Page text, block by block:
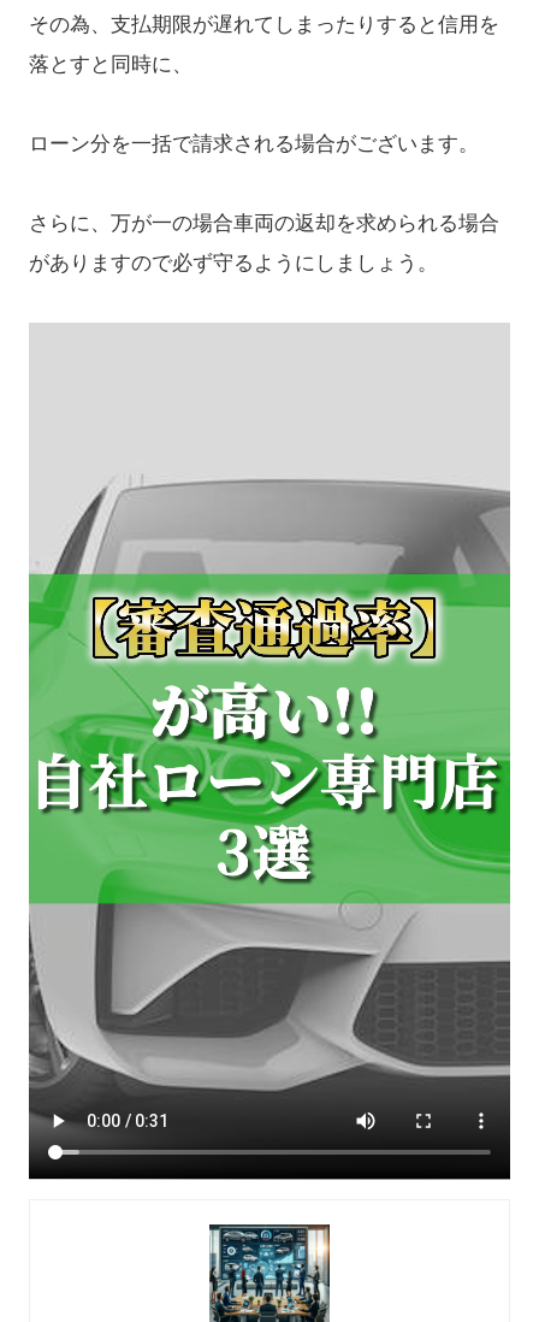
その為、支払期限が遅れてしまったりすると信用を
落とすと同時に、
ローン分を一括で請求される場合がございます。
さらに、万が一の場合車両の返却を求められる場合
がありますので必ず守るようにしましょう。